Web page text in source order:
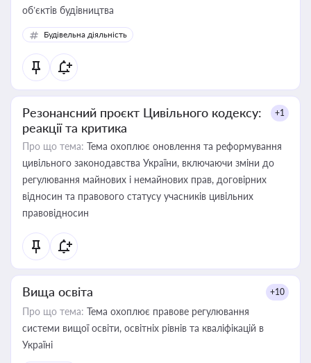
об’єктів будівництва
Будівельна діяльність
Резонансний проєкт Цивільного кодексу:
реакції та критика
+1
Про що тема: Тема охоплює оновлення та реформування
цивільного законодавства України, включаючи зміни до
регулювання майнових і немайнових прав, договірних
відносин та правового статусу учасників цивільних
правовідносин
Вища освіта +10
Про що тема: Тема охоплює правове регулювання
системи вищої освіти, освітніх рівнів та кваліфікацій в
Україні